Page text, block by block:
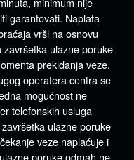
garantovati. Naplata
vrši na osnovu
ulazne poruke
prekidanja veze.
operatera centra se
mogućnost ne
telefonskih usluga
ulazne poruke
veze naplaćuje i
poruke odmah ne